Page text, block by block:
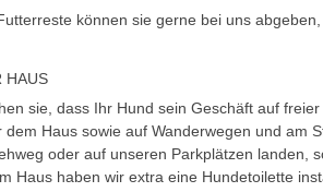
können sie gerne bei uns
HAUS
sie, dass Ihr Hund sein Geschäft auf
dem Haus sowie auf Wanderwegen und am
oder auf unseren Parkplätzen landen,
Haus haben wir extra eine Hundetoilette